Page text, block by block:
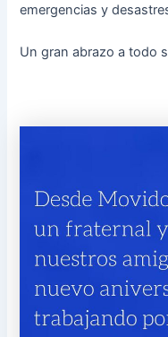
emergencias y
Un gran abrazo a todo